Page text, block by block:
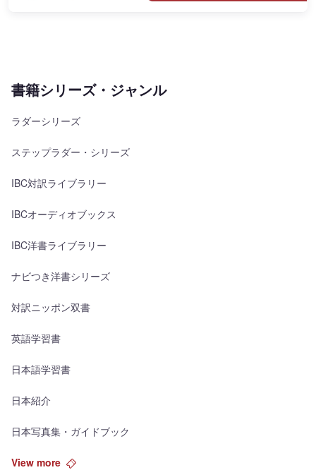
書籍シリーズ・ジャンル
ラダーシリーズ
ステップラダー・シリーズ
IBC対訳ライブラリー
IBCオーディオブックス
IBC洋書ライブラリー
ナビつき洋書シリーズ
対訳ニッポン双書
英語学習書
日本語学習書
日本紹介
日本写真集・ガイドブック
View more